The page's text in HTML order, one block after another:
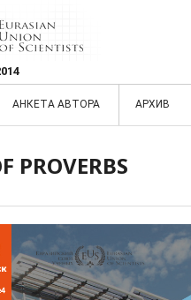
АНКЕТА АВТОРА АРХИВ
PROVERBS